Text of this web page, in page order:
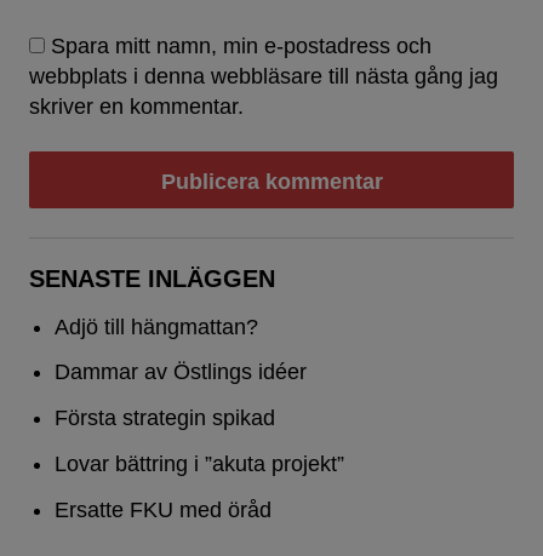
Spara mitt namn, min e-postadress och
webbplats i denna webbläsare till nästa gång jag
skriver en kommentar.
SENASTE INLÄGGEN
Adjö till hängmattan?
Dammar av Östlings idéer
Första strategin spikad
Lovar bättring i ”akuta projekt”
Ersatte FKU med öråd